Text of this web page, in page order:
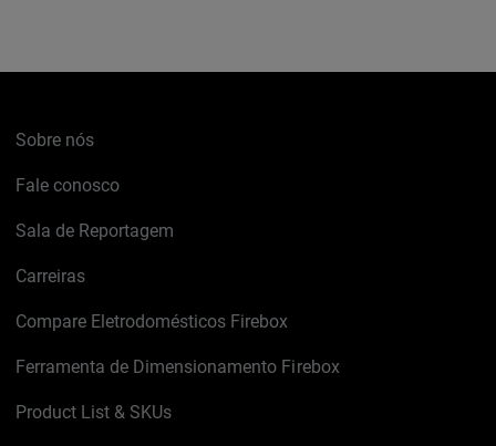
Sobre nós
Fale conosco
Sala de Reportagem
Carreiras
Compare Eletrodomésticos Firebox
Ferramenta de Dimensionamento Firebox
Product List & SKUs